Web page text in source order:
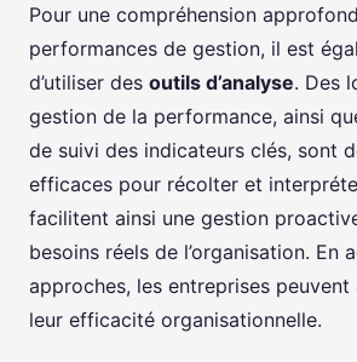
Pour une compréhension
performances de gestion, il est
d’utiliser des outils d’analyse. Des
gestion de la performance, ainsi
de suivi des indicateurs clés, sont
efficaces pour récolter et
facilitent ainsi une gestion
besoins réels de l’organisation. En
approches, les entreprises
leur efficacité organisationnelle.